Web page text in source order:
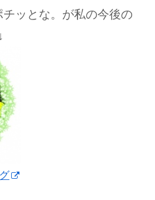
ッとな。が私の今後の